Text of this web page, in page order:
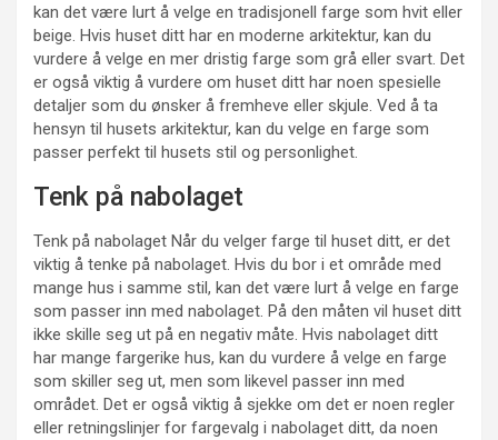
kan det være lurt å velge en tradisjonell farge som hvit eller
beige. Hvis huset ditt har en moderne arkitektur, kan du
vurdere å velge en mer dristig farge som grå eller svart. Det
er også viktig å vurdere om huset ditt har noen spesielle
detaljer som du ønsker å fremheve eller skjule. Ved å ta
hensyn til husets arkitektur, kan du velge en farge som
passer perfekt til husets stil og personlighet.
Tenk på nabolaget
Tenk på nabolaget Når du velger farge til huset ditt, er det
viktig å tenke på nabolaget. Hvis du bor i et område med
mange hus i samme stil, kan det være lurt å velge en farge
som passer inn med nabolaget. På den måten vil huset ditt
ikke skille seg ut på en negativ måte. Hvis nabolaget ditt
har mange fargerike hus, kan du vurdere å velge en farge
som skiller seg ut, men som likevel passer inn med
området. Det er også viktig å sjekke om det er noen regler
eller retningslinjer for fargevalg i nabolaget ditt, da noen